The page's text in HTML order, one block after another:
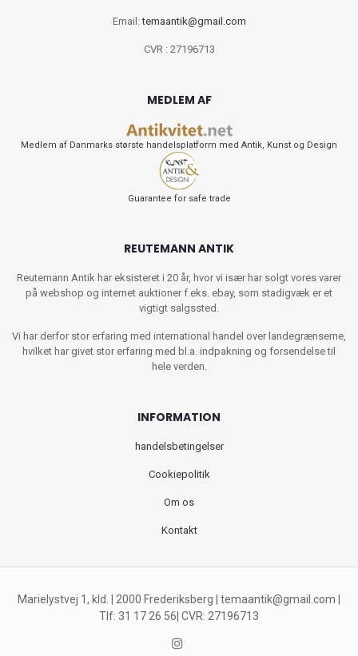
Email:temaantik@gmail.com
CVR : 27196713
MEDLEM AF
Medlem af Danmarks største handelsplatform med Antik, Kunst og Design
Guarantee for safe trade
REUTEMANN ANTIK
Reutemann Antik har eksisteret i 20 år, hvor vi især har solgt vores varer
på webshop og internet auktioner f.eks. ebay, som stadigvæk er et
vigtigt salgssted.
Vi har derfor stor erfaring med international handel over landegrænserne,
hvilket har givet stor erfaring med bl.a. indpakning og forsendelse til
hele verden.
INFORMATION
handelsbetingelser
Cookiepolitik
Om os
Kontakt
Marielystvej 1, kld. | 2000 Frederiksberg | temaantik@gmail.com
Tlf: 31 17 26 56| CVR: 27196713